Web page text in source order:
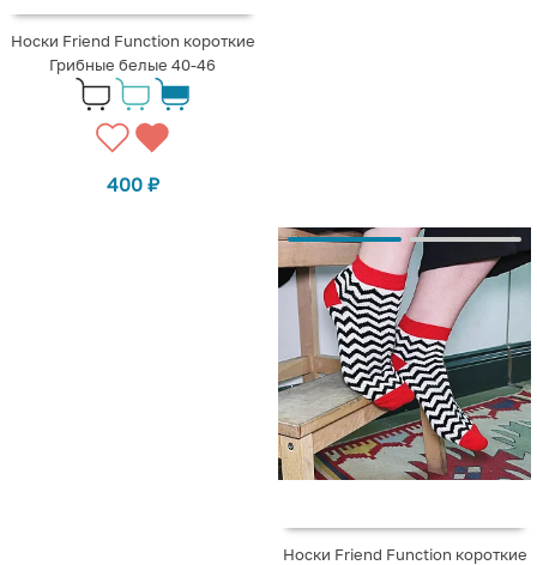
Носки Friend Function короткие
Грибные белые 40-46
400 ₽
Носки Friend Function короткие